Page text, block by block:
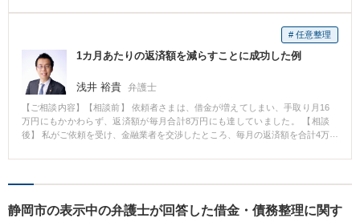
理由で消滅時効にかかっていなくとも、弁護士であれば分割返済の交渉や自
きました。 【先生のコメント】 借金問題で苦しんでいる方は、お気軽に無料
法律相談をご利用ください。法テラスの資力基準を満たしている場合は法テ
ラスをご利用いただけます。依頼者さまの再出発をお手伝いさせていただき
ます。
# 任意整理
1カ月あたりの返済額を減らすことに成功した例
浅井 裕貴 弁護士
【ご相談内容】【相談前】 依頼者さまは、借金が増えてしまい、手取り月16
万円にもかかわらず、返済額が毎月合計8万円にも達していました。 【相談
後】 私がご依頼を受け、金融業者を交渉したところ、毎月の返済額を合計4万
整理」と呼ばれるものです。弁護士が代理人に就任し、任意整理の申し出を
己破産を避けたい方については、任意整理を検討することをお勧めいたしま
す。
静岡市の表示中の弁護士が回答した借金・債務整理に関す